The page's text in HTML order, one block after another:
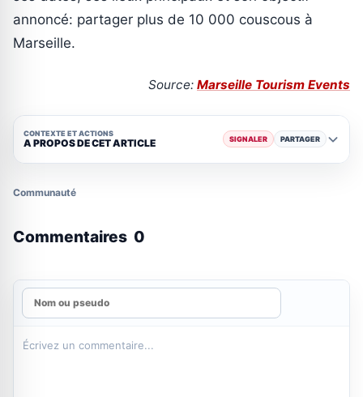
annoncé: partager plus de 10 000 couscous à
Marseille.
Source: Marseille Tourism Events
CONTEXTE ET ACTIONS
A PROPOS DE CET ARTICLE SIGNALER PARTAGER
Communauté
Commentaires 0